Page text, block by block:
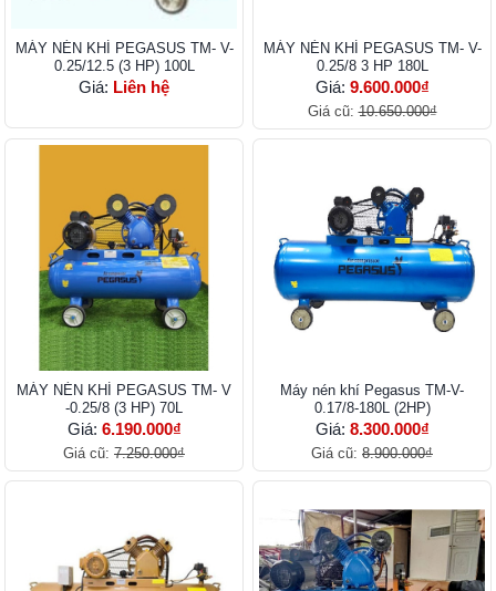
MÁY NÉN KHÍ PEGASUS TM- V-
0.25/12.5 (3 HP) 100L
Giá: Liên hệ
MÁY NÉN KHÍ PEGASUS TM- V-
0.25/8 3 HP 180L
Giá: 9.600.000₫
Giá cũ:10.650.000₫
MÁY NÉN KHÍ PEGASUS TM- V
-0.25/8 (3 HP) 70L
Giá: 6.190.000₫
Giá cũ: 7.250.000₫
Máy nén khí Pegasus TM-V-
0.17/8-180L (2HP)
Giá: 8.300.000₫
Giá cũ: 8.900.000₫